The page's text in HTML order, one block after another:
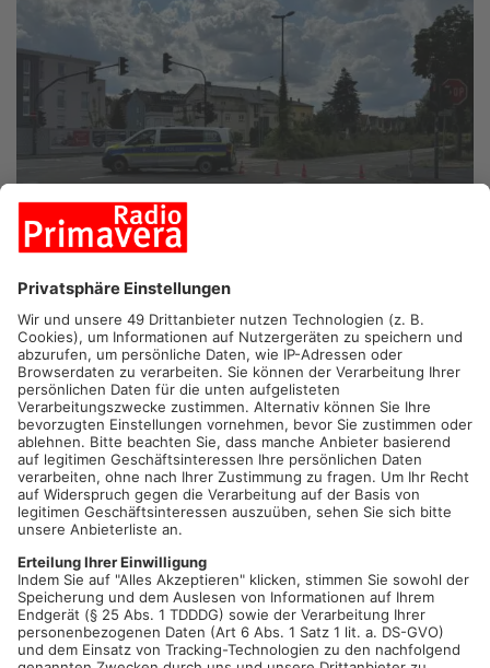
HANAU.In Hanau wird viel gebaut, weshalb in den
vergangenen Jahren auch vermehrt Blindgänger aus dem
zweiten Weltkrieg aufgetaucht sind. Heute wird erneut gesucht
nach den Überbleibseln aus dem Krieg. Und zwar in der Nähe
des Hafens.
Vorgesehen ist ein begrünter Fuß- und Radweg zwischen
Hafentor und Annasiedlung, der das Viertel aufwerten und
sicherer machen soll – bevor dort gebaut werden kann, muss
der Boden auf mögliche Blindgänger aus dem Zweiten
Weltkrieg überprüft werden. Die Behörden durchsuchen das
Gelände mit Spezialgeräten. Die Parkfläche gegenüber dem
Zollamt ist dafür ganztags vollständig gesperrt. Die Stadt
Hanau betont, dass die Untersuchung eine reine
Vorsichtsmaßnahme ist, um die Sicherheit der Bauarbeiten zu
gewährleisten. Erst im Juni wurde in Hanau eine 50-Kilo-
Bombe aus dem Zweiten Weltkrieg gefunden und erfolgreich
entschärft.